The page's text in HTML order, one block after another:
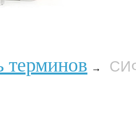
терминов →